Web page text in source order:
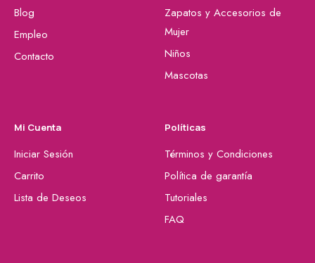
Blog
Empleo
Contacto
Zapatos y Accesorios de
Mujer
Niños
Mascotas
Mi Cuenta
Iniciar Sesión
Carrito
Lista de Deseos
Políticas
Términos y Condiciones
Política de garantía
Tutoriales
FAQ